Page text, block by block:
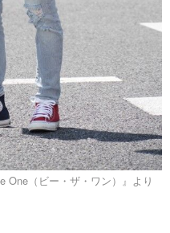
One（ビー・ザ・ワン）』より